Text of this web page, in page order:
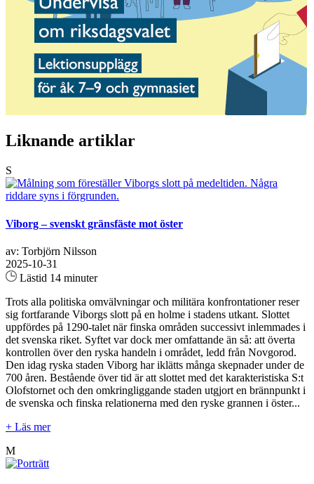
Liknande artiklar
S
Viborg – svenskt gränsfäste mot öster
av: Torbjörn Nilsson
2025-10-31
Lästid 14 minuter
Trots alla politiska omvälvningar och militära konfrontationer reser
sig fortfarande Viborgs slott på en holme i stadens utkant. Slottet
uppfördes på 1290-talet när finska områden successivt inlemmades i
det svenska riket. Syftet var dock mer omfattande än så: att överta
kontrollen över den ryska handeln i området, ledd från Novgorod.
Den idag ryska staden Viborg har iklätts många skepnader under de
700 åren. Bestående över tid är att slottet med det karakteristiska S:t
Olofstornet och den omkringliggande staden utgjort en brännpunkt i
de svenska och finska relationerna med den ryske grannen i öster...
+ Läs mer
M